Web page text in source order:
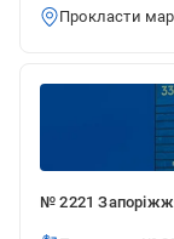
Прокласти
№ 2221